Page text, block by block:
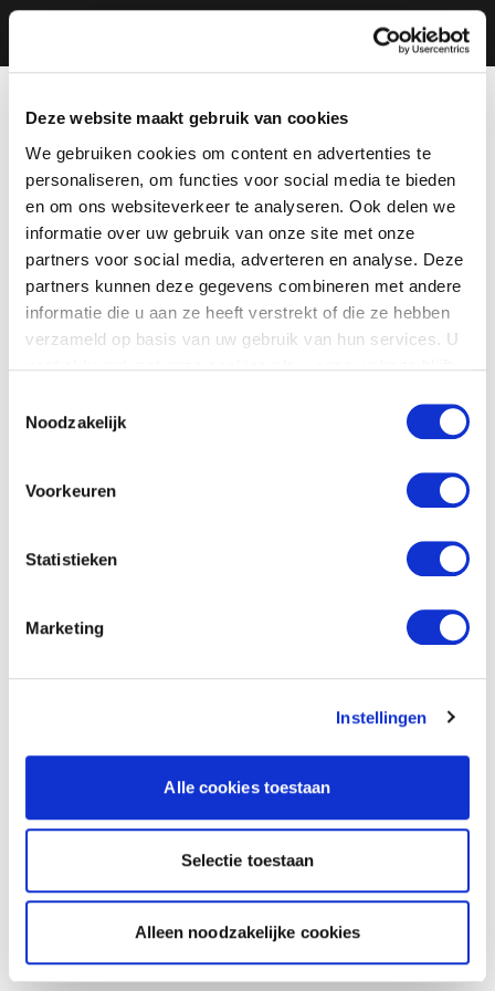
Deze website maakt gebruik van cookies
We gebruiken cookies om content en advertenties te
personaliseren, om functies voor social media te bieden
en om ons websiteverkeer te analyseren. Ook delen we
informatie over uw gebruik van onze site met onze
partners voor social media, adverteren en analyse. Deze
partners kunnen deze gegevens combineren met andere
informatie die u aan ze heeft verstrekt of die ze hebben
verzameld op basis van uw gebruik van hun services. U
Noodzakelijk
Voorkeuren
Statistieken
Marketing
Instellingen
Alle cookies toestaan
Selectie toestaan
Alleen noodzakelijke cookies